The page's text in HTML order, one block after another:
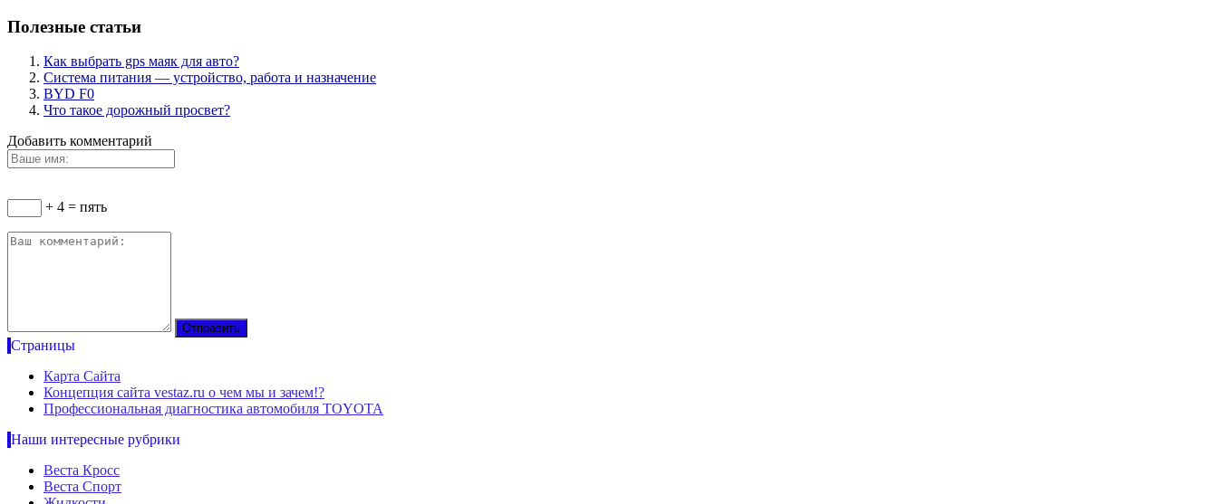
Полезные статьи
Как выбрать gps маяк для авто?
Система питания — устройство, работа и назначение
BYD F0
Что такое дорожный просвет?
Добавить комментарий
+ 4 = пять
Страницы
Карта Сайта
Концепция сайта vestaz.ru о чем мы и зачем!?
Профессиональная диагностика автомобиля TOYOTA
Наши интересные рубрики
Веста Кросс
Веста Спорт